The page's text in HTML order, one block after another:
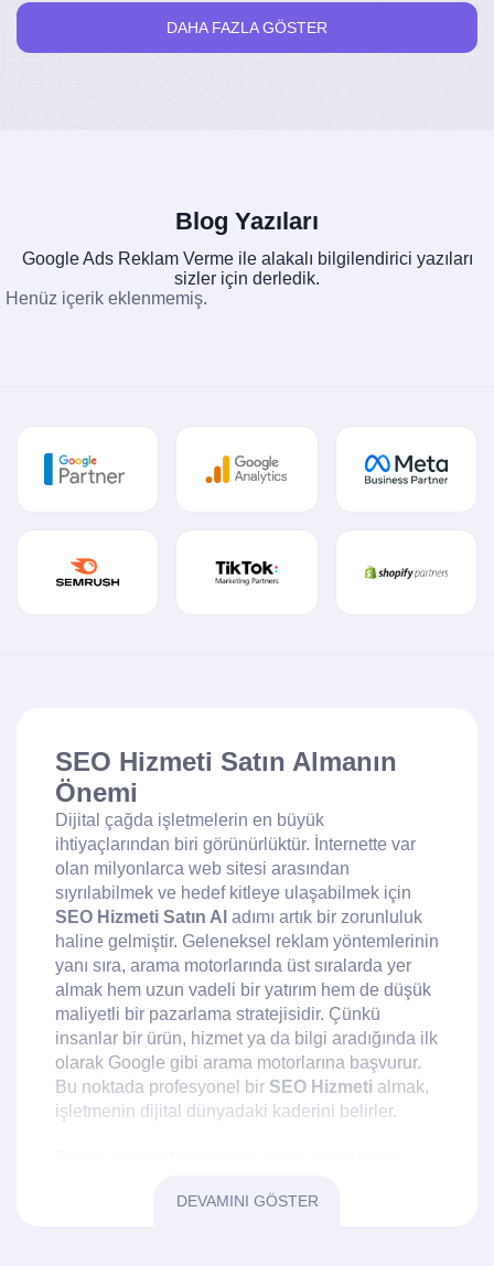
DAHA FAZLA GÖSTER
Blog Yazıları
Google Ads Reklam Verme ile alakalı bilgilendirici yazıları
sizler için derledik.
Henüz içerik eklenmemiş.
SEO Hizmeti Satın Almanın
Önemi
Dijital çağda işletmelerin en büyük
ihtiyaçlarından biri görünürlüktür. İnternette var
olan milyonlarca web sitesi arasından
sıyrılabilmek ve hedef kitleye ulaşabilmek için
SEO Hizmeti Satın Al adımı artık bir zorunluluk
haline gelmiştir. Geleneksel reklam yöntemlerinin
yanı sıra, arama motorlarında üst sıralarda yer
almak hem uzun vadeli bir yatırım hem de düşük
maliyetli bir pazarlama stratejisidir. Çünkü
insanlar bir ürün, hizmet ya da bilgi aradığında ilk
olarak Google gibi arama motorlarına başvurur.
Bu noktada profesyonel bir SEO Hizmeti almak,
işletmenin dijital dünyadaki kaderini belirler.
yönetmeye ya da küçük çaplı reklam
DEVAMINI GÖSTER